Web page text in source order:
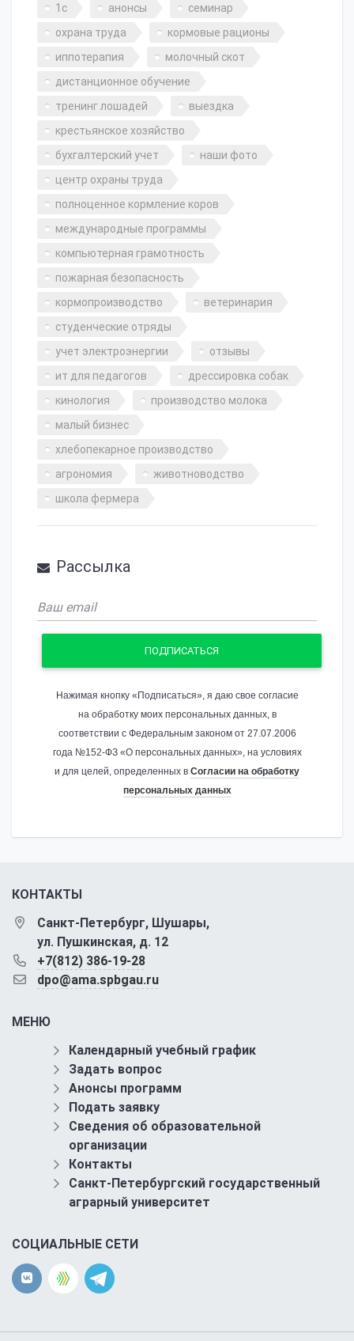
1с
анонсы
семинар
охрана труда
кормовые рационы
иппотерапия
молочный скот
дистанционное обучение
тренинг лошадей
выездка
крестьянское хозяйство
бухгалтерский учет
наши фото
центр охраны труда
полноценное кормление коров
международные программы
компьютерная грамотность
пожарная безопасность
кормопроизводство
ветеринария
студенческие отряды
учет электроэнергии
отзывы
ит для педагогов
дрессировка собак
кинология
производство молока
малый бизнес
хлебопекарное производство
агрономия
животноводство
школа фермера
Рассылка
ПОДПИСАТЬСЯ
Нажимая кнопку «Подписаться», я даю свое согласие
на обработку моих персональных данных, в
соответствии с Федеральным законом от 27.07.2006
года №152-ФЗ «О персональных данных», на условиях
и для целей, определенных в Согласии на обработку
персональных данных
КОНТАКТЫ
Санкт-Петербург, Шушары,
ул. Пушкинская, д. 12
+7(812) 386-19-28
dpo@ama.spbgau.ru
МЕНЮ
Календарный учебный график
Задать вопрос
Анонсы программ
Подать заявку
Сведения об образовательной
организации
Контакты
Санкт-Петербургский государственный
аграрный университет
СОЦИАЛЬНЫЕ СЕТИ